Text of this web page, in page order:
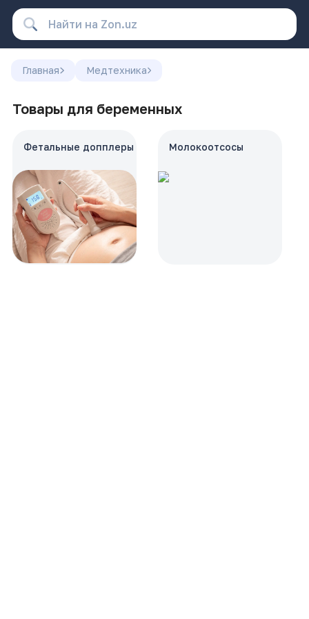
Главная Медтехника
Товары для беременных
Фетальные допплеры Молокоотсосы